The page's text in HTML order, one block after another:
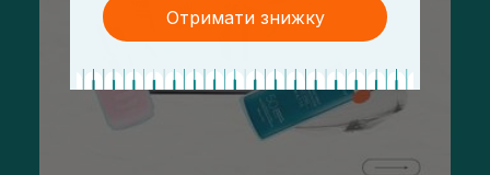
Отримати знижку